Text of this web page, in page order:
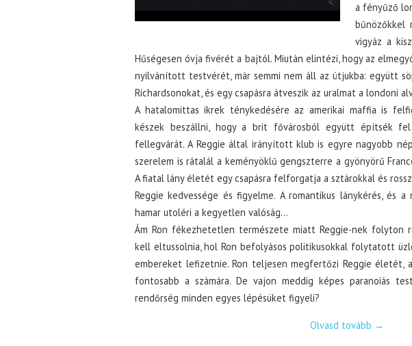
a fényűző
bűnözőkkel
vigyáz a
Hűségesen óvja fivérét a bajtól. Miután elintézi, hogy az
nyilvánított testvérét, már semmi nem áll az útjukba: együtt
Richardsonokat, és egy csapásra átveszik az uralmat a londoni
A hatalomittas ikrek ténykedésére az amerikai maffia is
készek beszállni, hogy a brit fővárosból együtt építsék fel
fellegvárát. A Reggie által irányított klub is egyre nagyobb
szerelem is rátalál a keményöklű gengszterre a gyönyörű
A fiatal lány életét egy csapásra felforgatja a sztárokkal és
Reggie kedvessége és figyelme. A romantikus lánykérés, és
hamar utoléri a kegyetlen valóság…
Ám Ron fékezhetetlen természete miatt Reggie-nek folyton
kell eltussolnia, hol Ron befolyásos politikusokkal folytatott
embereket lefizetnie. Ron teljesen megfertőzi Reggie életét,
fontosabb a számára. De vajon meddig képes paranoiás
rendőrség minden egyes lépésüket figyeli?
Olvasd tovább →